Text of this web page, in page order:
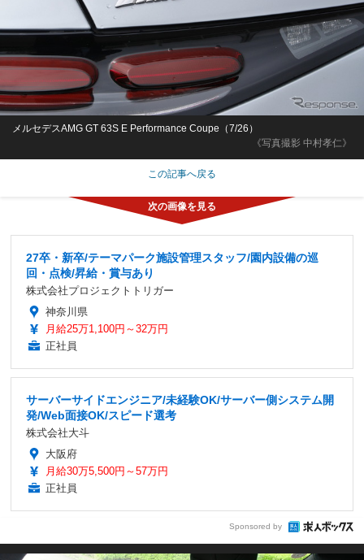
《写真撮影 中村孝仁》
メルセデスAMG GT 63S E Performance Coupe（7/26）
この記事へ戻る
27卒・新卒/テーマパーク施設管理スタッフ/園内設備の巡
回・点検/昇給・賞与あり
株式会社プロジェクトトリガー
神奈川県
月給25万1,100円～32万円
正社員
サーバーサイドエンジニア/未経験OK/サーバー側システム開
発/Web面接OK/スピード選考
株式会社大斗
大阪府
月給30万5,500円～57万円
正社員
Sponsored by